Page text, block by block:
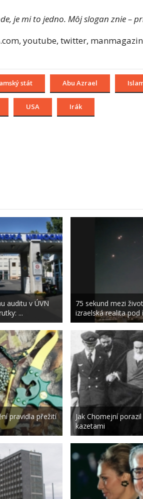
je mi to jedno. Môj slogan znie –
youtube, twitter,
stát Abu Azrael
USA Irák
auditu v ÚVN
...
pravidla přežití
75 sekund mezi
izraelská realita pod
Jak Chomejní
kazetami